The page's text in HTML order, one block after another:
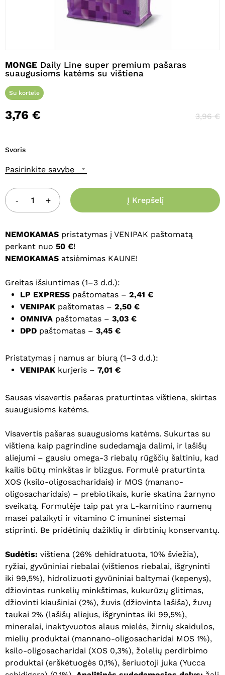
MONGE Daily Line super premium pašaras
suaugusioms katėms su vištiena
Su kortele
3,76 € 3,96€
Svoris
Pasirinkite savybę
Į Krepšelį
NEMOKAMAS pristatymas į VENIPAK paštomatą
perkant nuo 50 €!
NEMOKAMAS atsiėmimas KAUNE!
Greitas išsiuntimas (1–3 d.d.):
LP EXPRESS paštomatas – 2,41 €
VENIPAK paštomatas – 2,50 €
OMNIVA paštomatas – 3,03 €
DPD paštomatas – 3,45 €
Pristatymas į namus ar biurą (1–3 d.d.):
VENIPAK kurjeris – 7,01 €
Sausas visavertis pašaras praturtintas vištiena, skirtas
suaugusioms katėms.
Visavertis pašaras suaugusioms katėms. Sukurtas su
vištiena kaip pagrindine sudedamąja dalimi, ir lašišų
aliejumi – gausiu omega-3 riebalų rūgščių šaltiniu, kad
kailis būtų minkštas ir blizgus. Formulė praturtinta
XOS (ksilo-oligosacharidais) ir MOS (manano-
oligosacharidais) – prebiotikais, kurie skatina žarnyno
sveikatą. Formulėje taip pat yra L-karnitino raumenų
masei palaikyti ir vitamino C imuninei sistemai
stiprinti. Be pridėtinių dažiklių ir dirbtinių konservantų.
Sudėtis: vištiena (26% dehidratuota, 10% šviežia),
ryžiai, gyvūniniai riebalai (vištienos riebalai, išgryninti
iki 99,5%), hidrolizuoti gyvūniniai baltymai (kepenys),
džiovintas runkelių minkštimas, kukurūzų glitimas,
džiovinti kiaušiniai (2%), žuvis (džiovinta lašiša), žuvų
taukai 2% (lašišų aliejus, išgrynintas iki 99,5%),
mineralai, inaktyvuotos alaus mielės, žirnių skaidulos,
mielių produktai (mannano-oligosacharidai MOS 1%),
ksilo-oligosacharidai (XOS 0,3%), žolelių perdirbimo
produktai (erškėtuogės 0,1%), šeriuotoji juka (Yucca
įvesti iš naujo, kai kitą kartą vėl norėsiu